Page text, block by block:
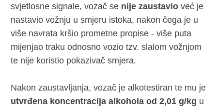
svjetlosne signale, vozač se nije zaustavio već je
nastavio vožnju u smjeru istoka, nakon čega je u
više navrata kršio prometne propise - više puta
mijenjao traku odnosno vozio tzv. slalom vožnjom
te nije koristio pokazivač smjera.
Nakon zaustavljanja, vozač je alkotestiran te mu je
utvrđena koncentracija alkohola od 2,01 g/kg u